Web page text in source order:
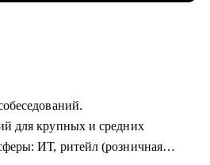
для крупных и средних
ИТ, ритейл (розничная